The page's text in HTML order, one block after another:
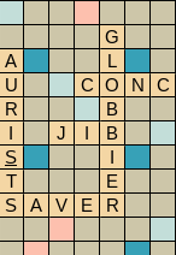
G
A
L
U
C O N C
R
B
I
J I B
S
I
T
E
S
A V E R